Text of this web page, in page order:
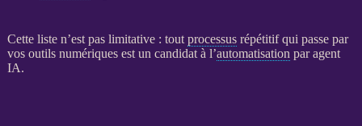
Cette liste n’est pas limitative : tout processusrépétitif qui passe par
vos outils numériques est un candidat à l’automatisation paragent
IA.